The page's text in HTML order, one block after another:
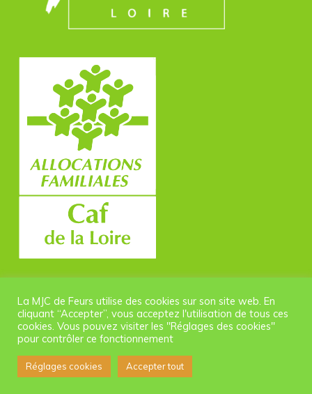
© 2026 MJC Feurs. |Politique de confidentialité
facebookinstagram
phoneemail
La MJC de Feurs utilise des cookies sur son site web. En
cliquant “Accepter”, vous acceptez l'utilisation de tous ces
cookies. Vous pouvez visiter les "Réglages des cookies"
pour contrôler ce fonctionnement
Réglages cookies Accepter tout